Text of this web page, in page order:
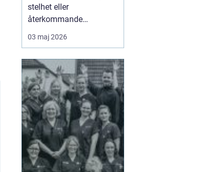
stelhet eller
återkommande
huvudvärk tär på både
ork och humör. Många
besvär och tänker att det
går nog över. Ofta gör
det inte det. En
legitimerad kiropraktor
kan hjälpa kroppen att
återfå rörlighet, minska
smä...
03 maj 2026